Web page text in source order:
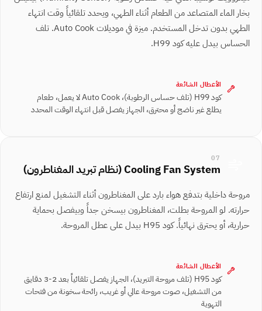
بخار الماء المتصاعد من الطعام أثناء الطهي، ويحدد تلقائياً وقت انتهاء
الطهي بدون تدخل المستخدم. ميزة في موديلات Auto Cook. تلف
الحساس بيدل عليه كود H99.
الأعطال الشائعة
كود H99 (تلف حساس الرطوبة)، Auto Cook لا يعمل، طعام
يطلع غير ناضج أو محترق، الجهاز يفصل قبل انتهاء الوقت المحدد
07
Cooling Fan System (نظام تبريد المغناطرون)
مروحة داخلية بتدفع هواء بارد على المغناطرون أثناء التشغيل لمنع ارتفاع
حرارته. لو المروحة بطلت، المغناطرون بيسخن جداً وبيفصل بحماية
حرارية، أو يحترق نهائياً. كود H95 بيدل على عطل المروحة.
الأعطال الشائعة
كود H95 (تلف مروحة التبريد)، الجهاز يفصل تلقائياً بعد 2-3 دقايق
من التشغيل، صوت مروحة عالي أو غريب، رائحة سخونة من فتحات
التهوية